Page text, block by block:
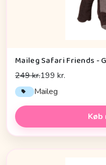
Maileg Safari Friends -
249 kr.199 kr.
Maileg
Køb